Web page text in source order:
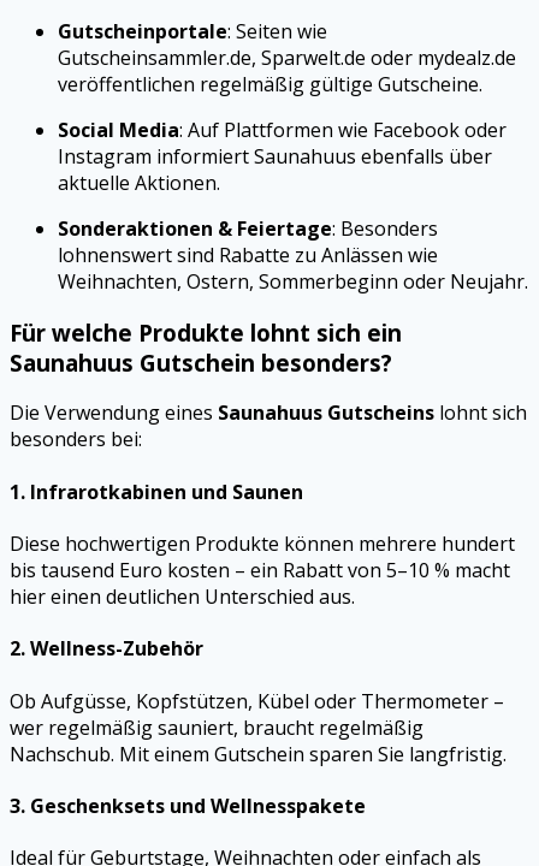
Gutscheinportale: Seiten wie
Gutscheinsammler.de, Sparwelt.de oder mydealz.de
veröffentlichen regelmäßig gültige Gutscheine.
Social Media: Auf Plattformen wie Facebook oder
Instagram informiert Saunahuus ebenfalls über
aktuelle Aktionen.
Sonderaktionen & Feiertage: Besonders
lohnenswert sind Rabatte zu Anlässen wie
Weihnachten, Ostern, Sommerbeginn oder Neujahr.
Für welche Produkte lohnt sich ein
Saunahuus Gutschein besonders?
Die Verwendung eines Saunahuus Gutscheins lohnt sich
besonders bei:
1. Infrarotkabinen und Saunen
Diese hochwertigen Produkte können mehrere hundert
bis tausend Euro kosten – ein Rabatt von 5–10 % macht
hier einen deutlichen Unterschied aus.
2.Wellness-Zubehör
Ob Aufgüsse, Kopfstützen, Kübel oder Thermometer –
wer regelmäßig sauniert, braucht regelmäßig
Nachschub. Mit einem Gutschein sparen Sie langfristig.
3. Geschenksets und Wellnesspakete
Ideal für Geburtstage, Weihnachten oder einfach als